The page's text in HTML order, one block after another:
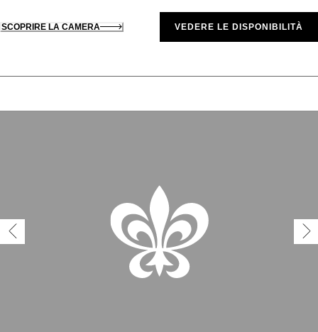
SCOPRIRE LA CAMERA VEDERE LE DISPONIBILITÀ